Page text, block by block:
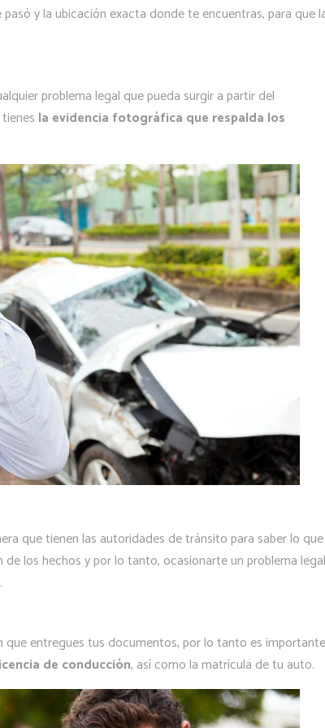
y la ubicación exacta donde te encuentras, para que
problema legal que pueda surgir a partir del
la evidencia fotográfica que respalda los
que tienen las autoridades de tránsito para saber lo que
los hechos y por lo tanto, ocasionarte un problema
que entregues tus documentos, por lo tanto es importante
de conducción, así como la matrícula de tu auto.